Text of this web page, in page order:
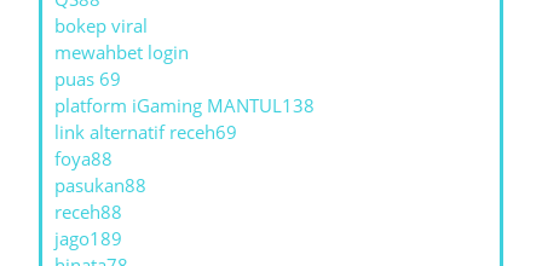
bokep viral
mewahbet login
puas 69
platform iGaming MANTUL138
link alternatif receh69
foya88
pasukan88
receh88
jago189